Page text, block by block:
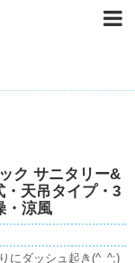
ク サニタリー&
天吊タイプ・3
・涼風
にダッシュ起き(^_^;)